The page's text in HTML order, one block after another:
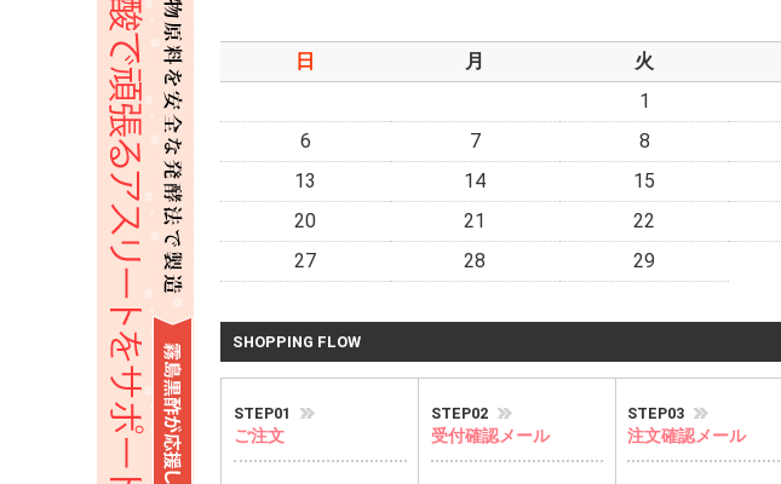
日
月 火
1
6
7 8
13
14 15
20
21 22
27
28 29
SHOPPING FLOW
STEP01
ご注文
STEP02
受付確認メール
STEP03
注文確認メール